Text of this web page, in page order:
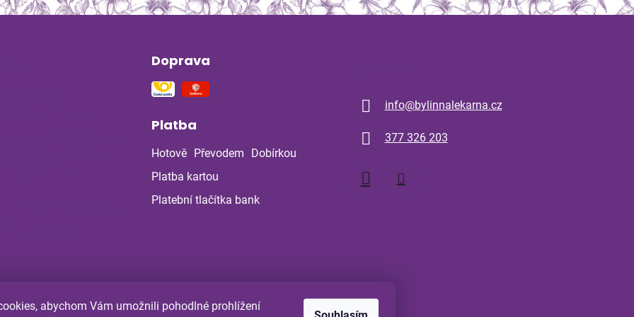
abychom Vám umožnili pohodlné prohlížení
Doprava
Platba
Hotově Převodem
Dobírkou
Platba kartou
Platební tlačítka bank
info@bylinnalekarna.cz
377 326 203